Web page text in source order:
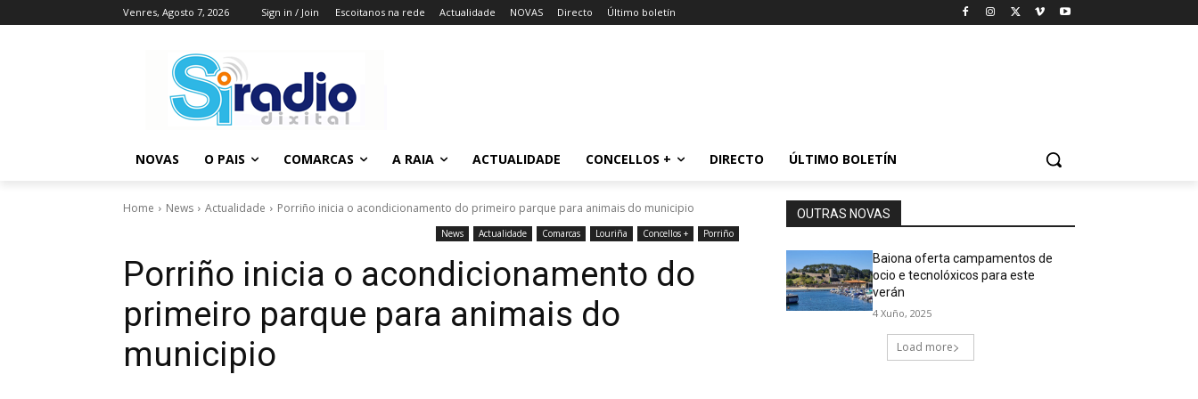
Venres, Agosto 7, 2026 Sign in / Join Escoitanos na rede Actualidade NOVAS Directo Último boletín
NOVAS O PAIS COMARCAS A RAIA ACTUALIDADE CONCELLOS + DIRECTO ÚLTIMO BOLETÍN
Home News Actualidade Porriño inicia o acondicionamento do primeiro parque para animais do municipio
News Actualidade Comarcas Louriña Concellos + Porriño
Porriño inicia o acondicionamento do
primeiro parque para animais do
municipio
OUTRAS NOVAS
Baiona oferta campamentos de
ocio e tecnolóxicos para este
verán
4 Xuño, 2025
Load more